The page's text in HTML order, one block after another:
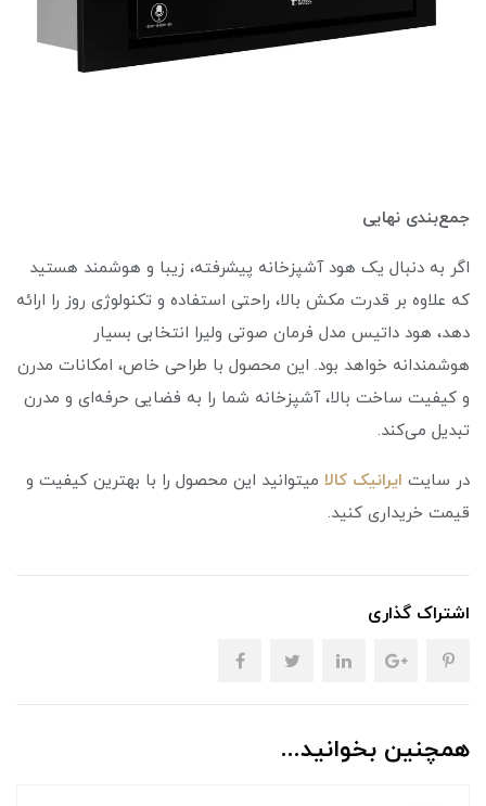
جمع‌بندی نهایی
اگر به دنبال یک هود آشپزخانه پیشرفته، زیبا و هوشمند هستید
که علاوه بر قدرت مکش بالا، راحتی استفاده و تکنولوژی روز را ارائه
دهد، هود داتیس مدل فرمان صوتی ولیرا انتخابی بسیار
هوشمندانه خواهد بود. این محصول با طراحی خاص، امکانات مدرن
و کیفیت ساخت بالا، آشپزخانه شما را به فضایی حرفه‌ای و مدرن
تبدیل می‌کند.
در سایت ایرانیک کالا میتوانید این محصول را با بهترین کیفیت و
قیمت خریداری کنید.
اشتراک گذاری
همچنین بخوانید...